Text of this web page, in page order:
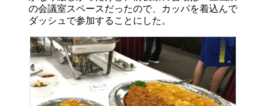
の会議室スペースだったので、カッパを着込んで
ダッシュで参加することにした。